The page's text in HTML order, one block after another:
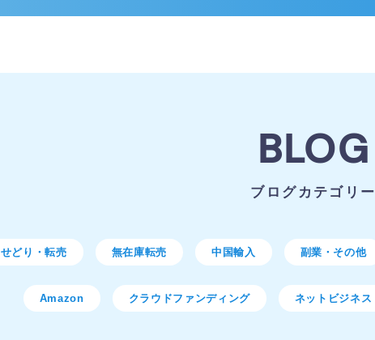
BLOG
ブログカテゴリー
せどり・転売 無在庫転売 中国輸入 副業・その他
Amazon クラウドファンディング ネットビジネス